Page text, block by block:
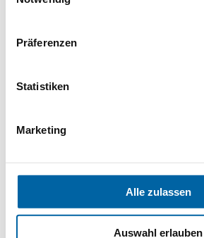
Präferenzen
Statistiken
Marketing
Alle zulassen
Auswahl erlauben
Dänemark